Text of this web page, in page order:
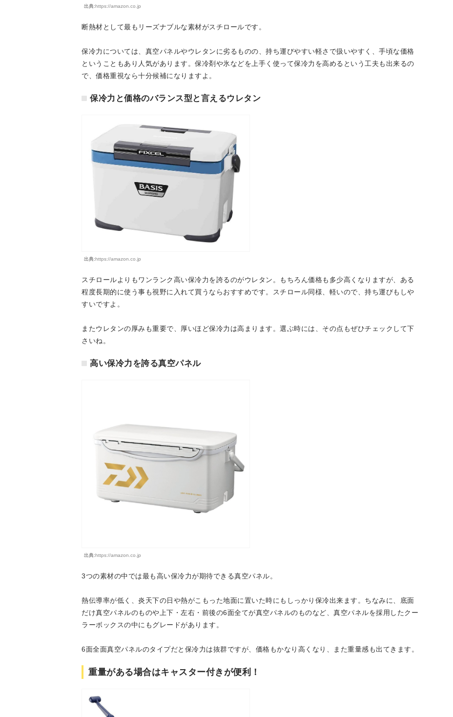
出典:https://amazon.co.jp
断熱材として最もリーズナブルな素材がスチロールです。
保冷力については、真空パネルやウレタンに劣るものの、持ち運びやすい軽さで扱いやすく、手頃な価格
ということもあり人気があります。保冷剤や氷などを上手く使って保冷力を高めるという工夫も出来るの
で、価格重視なら十分候補になりますよ。
保冷力と価格のバランス型と言えるウレタン
出典: https://amazon.co.jp
スチロールよりもワンランク高い保冷力を誇るのがウレタン。もちろん価格も多少高くなりますが、ある
程度長期的に使う事も視野に入れて買うならおすすめです。スチロール同様、軽いので、持ち運びもしや
すいですよ。
またウレタンの厚みも重要で、厚いほど保冷力は高まります。選ぶ時には、その点もぜひチェックして下
さいね。
高い保冷力を誇る真空パネル
出典: https://amazon.co.jp
3つの素材の中では最も高い保冷力が期待できる真空パネル。
熱伝導率が低く、炎天下の日や熱がこもった地面に置いた時にもしっかり保冷出来ます。ちなみに、底面
だけ真空パネルのものや上下・左右・前後の6面全てが真空パネルのものなど、真空パネルを採用したクー
ラーボックスの中にもグレードがあります。
6面全面真空パネルのタイプだと保冷力は抜群ですが、価格もかなり高くなり、また重量感も出てきます。
重量がある場合はキャスター付きが便利！